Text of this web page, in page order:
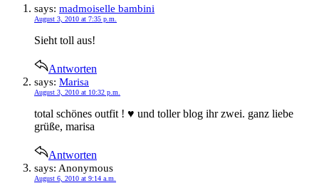
says: madmoiselle bambini
August 3, 2010 at 7:35 p.m.
Sieht toll aus!
Antworten
says: Marisa
August 3, 2010 at 10:32 p.m.
total schönes outfit ! ♥ und toller blog ihr zwei. ganz liebe
grüße, marisa
Antworten
says: Anonymous
August 6, 2010 at 9:14 a.m.